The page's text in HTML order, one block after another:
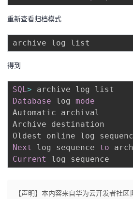
重新查看归档模式
得到
SQL>
Database log mode
Automatic archival
Archive destination
Oldest online log
Next
log sequence to
Current
log
【声明】本内容来自华为云开发者社